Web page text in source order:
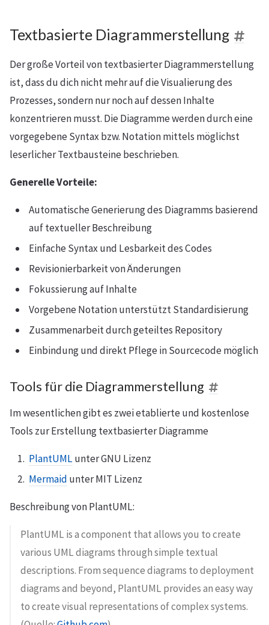
Textbasierte Diagrammerstellung
Der große Vorteil von textbasierter Diagrammerstellung
ist, dass du dich nicht mehr auf die Visualierung des
Prozesses, sondern nur noch auf dessen Inhalte
konzentrieren musst. Die Diagramme werden durch eine
vorgegebene Syntax bzw. Notation mittels möglichst
leserlicher Textbausteine beschrieben.
Generelle Vorteile:
Automatische Generierung des Diagramms basierend
auf textueller Beschreibung
Einfache Syntax und Lesbarkeit des Codes
Revisionierbarkeit von Änderungen
Fokussierung auf Inhalte
Vorgebene Notation unterstützt Standardisierung
Zusammenarbeit durch geteiltes Repository
Einbindung und direkt Pflege in Sourcecode möglich
Tools für die Diagrammerstellung
Im wesentlichen gibt es zwei etablierte und kostenlose
Tools zur Erstellung textbasierter Diagramme
PlantUMLunter GNU Lizenz
Mermaid unter MIT Lizenz
Beschreibung von PlantUML:
PlantUML is a component that allows you to create
various UML diagrams through simple textual
descriptions. From sequence diagrams to deployment
diagrams and beyond, PlantUML provides an easy way
to create visual representations of complex systems.